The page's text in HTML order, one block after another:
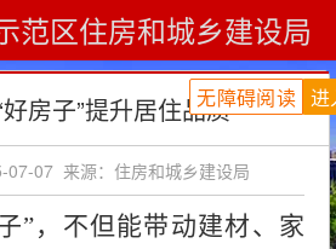
范区住房和城乡建设局
进
无障碍阅读
新闻中心»建设要闻
房子”提升居住品质
07-07 来源：住房和城乡建设局
”，不但能带动建材、家